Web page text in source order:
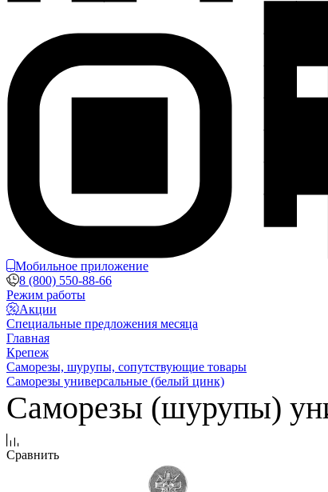
Мобильное приложение
8 (800) 550-88-66
Режим работы
Акции
Специальные предложения месяца
Главная
Крепеж
Саморезы, шурупы, сопутствующие товары
Саморезы универсальные (белый цинк)
Саморезы (шурупы)
Сравнить